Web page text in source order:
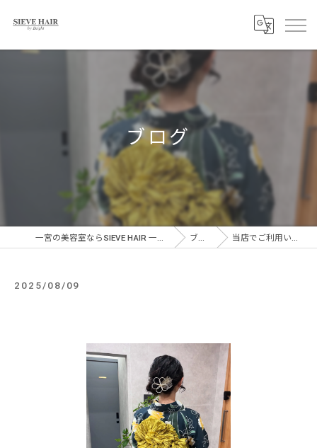
ブログ
一宮の美容室ならSIEVE HAIR 一宮駅前店 ブログ 当店でご利用いただ…
2025/08/09